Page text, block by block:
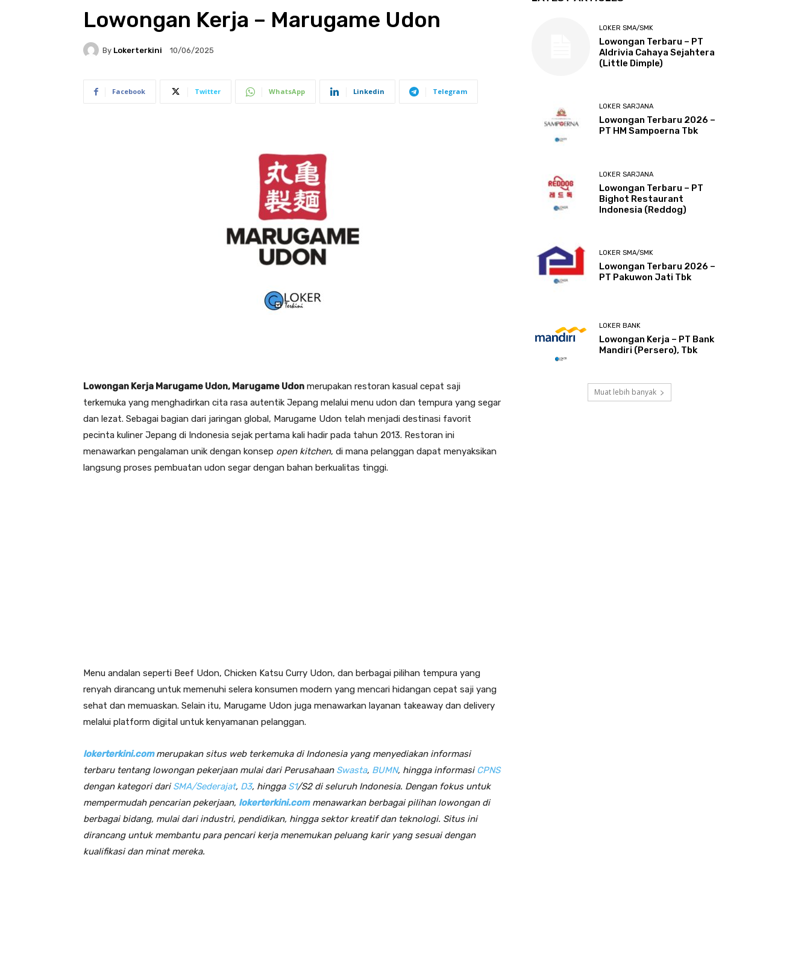
Lowongan Kerja – Marugame Udon
By Lokerterkini 10/06/2025
Facebook Twitter WhatsApp Linkedin Telegram
Lowongan Kerja Marugame Udon, Marugame Udon merupakan restoran kasual cepat saji
terkemuka yang menghadirkan cita rasa autentik Jepang melalui menu udon dan tempura yang segar
dan lezat. Sebagai bagian dari jaringan global, Marugame Udon telah menjadi destinasi favorit
pecinta kuliner Jepang di Indonesia sejak pertama kali hadir pada tahun 2013. Restoran ini
menawarkan pengalaman unik dengan konsep open kitchen, di mana pelanggan dapat menyaksikan
langsung proses pembuatan udon segar dengan bahan berkualitas tinggi.
Menu andalan seperti Beef Udon, Chicken Katsu Curry Udon, dan berbagai pilihan tempura yang
renyah dirancang untuk memenuhi selera konsumen modern yang mencari hidangan cepat saji yang
sehat dan memuaskan. Selain itu, Marugame Udon juga menawarkan layanan takeaway dan delivery
melalui platform digital untuk kenyamanan pelanggan.
lokerterkini.com merupakan situs web terkemuka di Indonesia yang menyediakan informasi
terbaru tentang lowongan pekerjaan mulai dari Perusahaan Swasta, BUMN, hingga informasiCPNS
dengan kategori dariSMA/Sederajat, D3, hingga S1/S2 di seluruh Indonesia. Dengan fokus untuk
mempermudah pencarian pekerjaan, lokerterkini.commenawarkan berbagai pilihan lowongan di
berbagai bidang, mulai dari industri, pendidikan, hingga sektor kreatif dan teknologi. Situs ini
dirancang untuk membantu para pencari kerja menemukan peluang karir yang sesuai dengan
kualifikasi dan minat mereka.
LOKER SMA/SMK
Lowongan Terbaru – PT
Aldrivia Cahaya Sejahtera
(Little Dimple)
LOKER SARJANA
Lowongan Terbaru 2026 –
PT HM Sampoerna Tbk
LOKER SARJANA
Lowongan Terbaru – PT
Bighot Restaurant
Indonesia (Reddog)
LOKER SMA/SMK
Lowongan Terbaru 2026 –
PT Pakuwon Jati Tbk
LOKER BANK
Lowongan Kerja – PT Bank
Mandiri (Persero), Tbk
Muat lebih banyak